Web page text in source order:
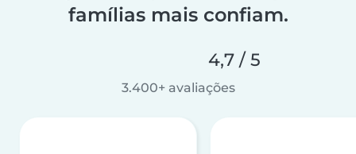
famílias mais confiam.
4,7 / 5
3.400+ avaliações